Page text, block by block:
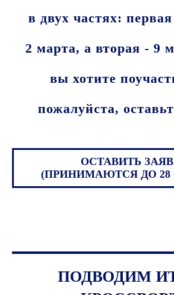
в двух частях:
2 марта, а вторая - 9
вы хотите
пожалуйста,
ОСТАВИТЬ
(ПРИНИМАЮТСЯ ДО 28
ПОДВОДИМ